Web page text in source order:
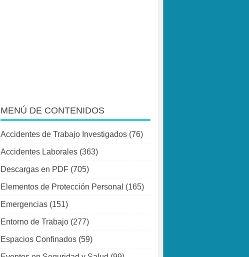
MENÚ DE CONTENIDOS
Accidentes de Trabajo Investigados (76)
Accidentes Laborales (363)
Descargas en PDF (705)
Elementos de Protección Personal (165)
Emergencias (151)
Entorno de Trabajo (277)
Espacios Confinados (59)